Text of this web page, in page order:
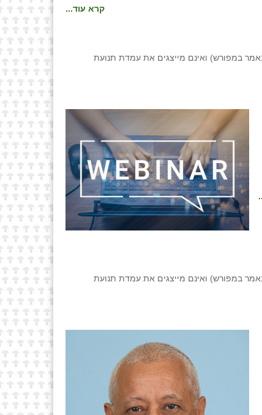
קרא עוד...
במפורש) ואינם מייצגים את עמדת תנועת
במפורש) ואינם מייצגים את עמדת תנועת